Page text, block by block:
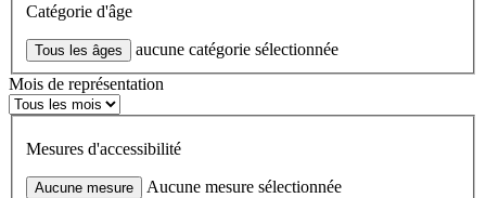
Catégorie d'âge
Tous les âges
aucune catégorie sélectionnée
Mois de représentation
Mesures d'accessibilité
Aucune mesure Aucune mesure sélectionnée